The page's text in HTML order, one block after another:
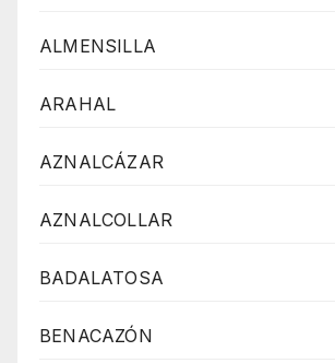
ALMENSILLA
ARAHAL
AZNALCÁZAR
AZNALCOLLAR
BADALATOSA
BENACAZÓN